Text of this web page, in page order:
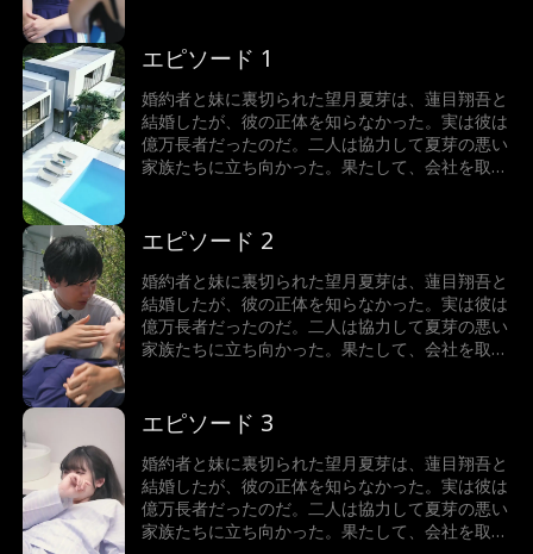
エピソード 1
婚約者と妹に裏切られた望月夏芽は、蓮目翔吾と
結婚したが、彼の正体を知らなかった。実は彼は
億万長者だったのだ。二人は協力して夏芽の悪い
家族たちに立ち向かった。果たして、会社を取り
エピソード 2
婚約者と妹に裏切られた望月夏芽は、蓮目翔吾と
結婚したが、彼の正体を知らなかった。実は彼は
億万長者だったのだ。二人は協力して夏芽の悪い
家族たちに立ち向かった。果たして、会社を取り
エピソード 3
婚約者と妹に裏切られた望月夏芽は、蓮目翔吾と
結婚したが、彼の正体を知らなかった。実は彼は
億万長者だったのだ。二人は協力して夏芽の悪い
家族たちに立ち向かった。果たして、会社を取り